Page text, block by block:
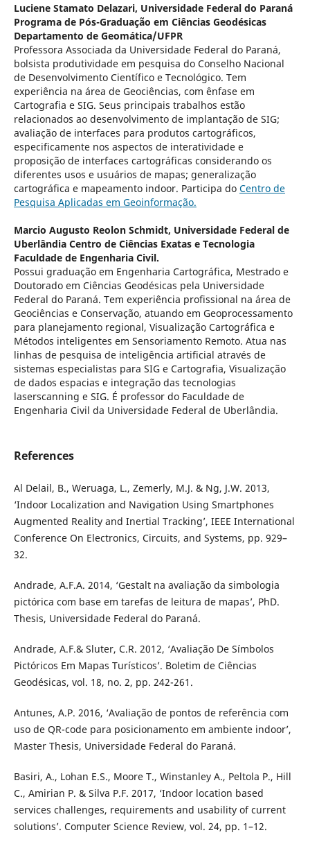
Luciene Stamato Delazari, Universidade Federal do Paraná
Programa de Pós-Graduação em Ciências Geodésicas
Departamento de Geomática/UFPR
Professora Associada da Universidade Federal do Paraná,
bolsista produtividade em pesquisa do Conselho Nacional
de Desenvolvimento Científico e Tecnológico. Tem
experiência na área de Geociências, com ênfase em
Cartografia e SIG. Seus principais trabalhos estão
relacionados ao desenvolvimento de implantação de SIG;
avaliação de interfaces para produtos cartográficos,
especificamente nos aspectos de interatividade e
proposição de interfaces cartográficas considerando os
diferentes usos e usuários de mapas; generalização
cartográfica e mapeamento indoor. Participa do Centro de
Pesquisa Aplicadas em Geoinformação.
Marcio Augusto Reolon Schmidt, Universidade Federal de
Uberlândia Centro de Ciências Exatas e Tecnologia
Faculdade de Engenharia Civil.
Possui graduação em Engenharia Cartográfica, Mestrado e
Doutorado em Ciências Geodésicas pela Universidade
Federal do Paraná. Tem experiência profissional na área de
Geociências e Conservação, atuando em Geoprocessamento
para planejamento regional, Visualização Cartográfica e
Métodos inteligentes em Sensoriamento Remoto. Atua nas
linhas de pesquisa de inteligência artificial através de
sistemas especialistas para SIG e Cartografia, Visualização
de dados espacias e integração das tecnologias
laserscanning e SIG. É professor do Faculdade de
Engenharia Civil da Universidade Federal de Uberlândia.
References
Al Delail, B., Weruaga, L., Zemerly, M.J. & Ng, J.W. 2013,
‘Indoor Localization and Navigation Using Smartphones
Augmented Reality and Inertial Tracking’, IEEE International
Conference On Electronics, Circuits, and Systems, pp. 929–
32.
Andrade, A.F.A. 2014, ‘Gestalt na avaliação da simbologia
pictórica com base em tarefas de leitura de mapas’, PhD.
Thesis, Universidade Federal do Paraná.
Andrade, A.F.& Sluter, C.R. 2012, ‘Avaliação De Símbolos
Pictóricos Em Mapas Turísticos’. Boletim de Ciências
Geodésicas, vol. 18, no. 2, pp. 242-261.
Antunes, A.P. 2016, ‘Avaliação de pontos de referência com
uso de QR-code para posicionamento em ambiente indoor’,
Master Thesis, Universidade Federal do Paraná.
Basiri, A., Lohan E.S., Moore T., Winstanley A., Peltola P., Hill
C., Amirian P. & Silva P.F. 2017, ‘Indoor location based
services challenges, requirements and usability of current
solutions’. Computer Science Review, vol. 24, pp. 1–12.